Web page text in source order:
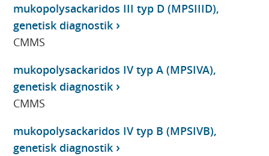
mukopolysackaridos III typ D (MPSIIID),
genetisk diagnostik
CMMS
mukopolysackaridos IV typ A (MPSIVA),
genetisk diagnostik
CMMS
mukopolysackaridos IV typ B (MPSIVB),
genetisk diagnostik